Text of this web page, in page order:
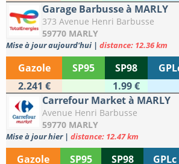
Garage Barbusse à MARLY
373 Avenue Henri Barbusse
59770 MARLY
Mise à jour aujourd'hui | distance: 12.36 km
Gazole SP95 SP98
2.241 €
1.99 €
Carrefour Market à MARLY
Avenue Henri Barbusse
59770 MARLY
Mise à jour hier | distance: 12.47 km
Gazole SP95 SP98 GPLc